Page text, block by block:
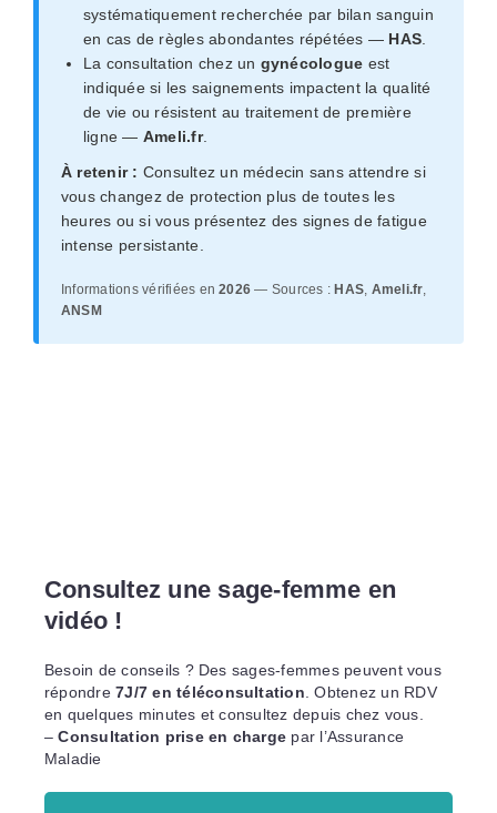
systématiquement recherchée par bilan sanguin
en cas de règles abondantes répétées — HAS
La consultation chez un gynécologue est
indiquée si les saignements impactent la qualité
de vie ou résistent au traitement de première
ligne — Ameli.fr.
À retenir : Consultez un médecin sans attendre si
vous changez de protection plus de toutes les
heures ou si vous présentez des signes de fatigue
intense persistante.
Informations vérifiées en2026 — Sources : HAS, Ameli.fr,
ANSM
Consultez une sage-femme en
vidéo !
Besoin de conseils ? Des sages-femmes peuvent vous
répondre7J/7 en téléconsultation . Obtenez un RDV
en quelques minutes et consultez depuis chez vous.
–Consultation prise en charge par l’Assurance
Maladie